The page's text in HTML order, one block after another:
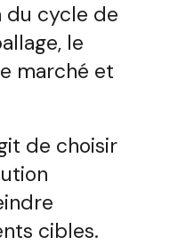
du cycle de
le
marché et
de choisir
cibles.